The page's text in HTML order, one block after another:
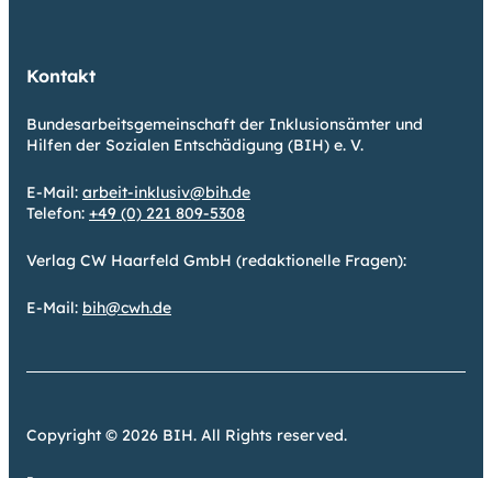
Kontakt
Bundesarbeitsgemeinschaft der Inklusionsämter und
Hilfen der Sozialen Entschädigung (BIH) e. V.
E-Mail: arbeit-inklusiv@bih.de
Telefon: +49 (0) 221 809-5308
Verlag CW Haarfeld GmbH (redaktionelle Fragen):
E-Mail: bih@cwh.de
Copyright © 2026 BIH. All Rights reserved.